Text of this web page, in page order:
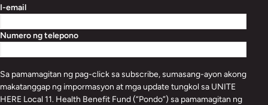
I-email
Numero ng telepono
Sa pamamagitan ng pag-click sa subscribe, sumasang-ayon akong
makatanggap ng impormasyon at mga update tungkol sa UNITE
HERE Local 11. Health Benefit Fund (“Pondo”) sa pamamagitan ng